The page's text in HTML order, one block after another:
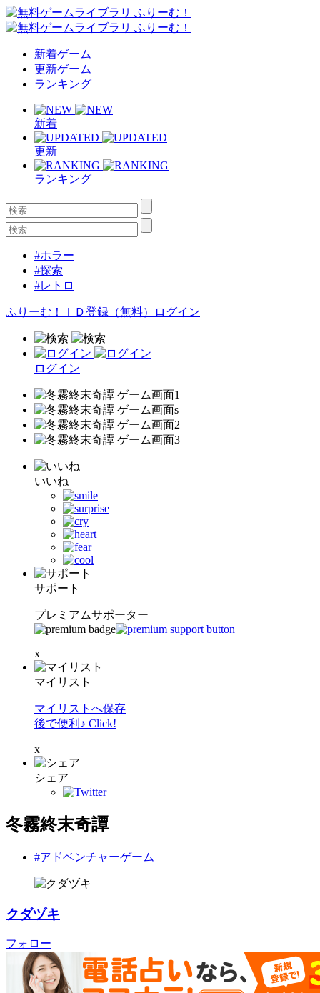
新着ゲーム
更新ゲーム
ランキング
新着
更新
ランキング
#ホラー
#探索
#レトロ
ふりーむ！ＩＤ登録（無料） ログイン
ログイン
いいね
サポート
プレミアムサポーター
x
マイリスト
マイリストへ保存
後で便利♪ Click!
x
シェア
冬霧終末奇譚
#アドベンチャーゲーム
クダヅキ
フォロー